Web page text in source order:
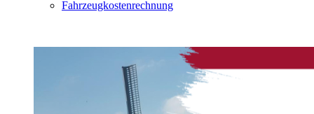
Fahrzeugkostenrechnung